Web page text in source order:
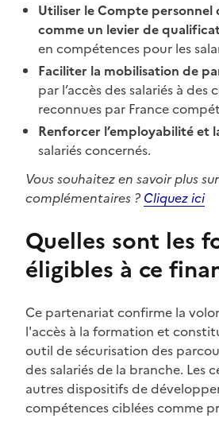
Utiliser le Compte
comme un levier de
en compétences pour les
Faciliter la mobilisation de
par l’accès des salariés à
reconnues par France
Renforcer l’employabilité et
salariés concernés.
Vous souhaitez en savoir plus
complémentaires ? Cliquez ici
Quelles sont les
éligibles à ce
Ce partenariat confirme la
l'accès à la formation et
outil de sécurisation des
des salariés de la branche. Les
autres dispositifs de
compétences ciblées comme